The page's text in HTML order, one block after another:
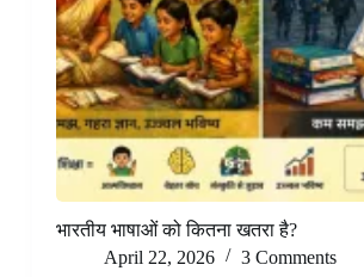
भारतीय भाषाओं को कितना खतरा है?
April 22, 2026
3 Comments